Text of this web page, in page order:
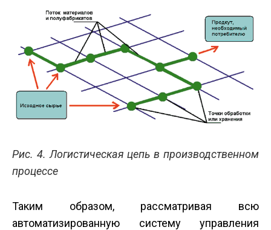
Рис. 4. Логистическая цепь в производственном
процессе
Таким образом, рассматривая всю
автоматизированную систему управления